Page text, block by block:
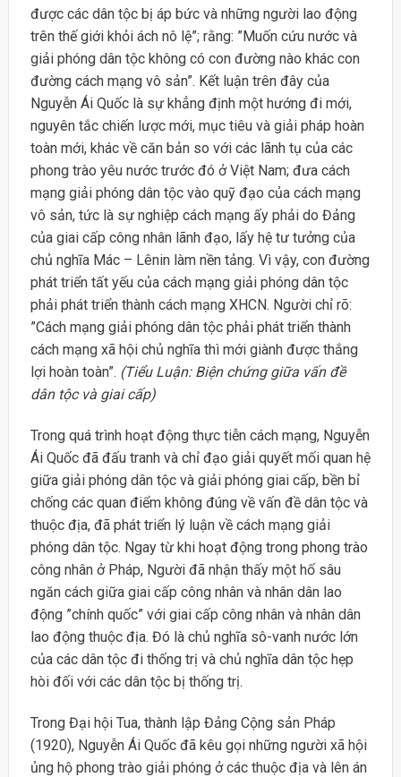
được các dân tộc bị áp bức và những người lao động
trên thế giới khỏi ách nô lệ”; rằng: ”Muốn cứu nước và
giải phóng dân tộc không có con đường nào khác con
đường cách mạng vô sản”. Kết luận trên đây của
Nguyễn Ái Quốc là sự khẳng định một hướng đi mới,
nguyên tắc chiến lược mới, mục tiêu và giải pháp hoàn
toàn mới, khác về căn bản so với các lãnh tụ của các
phong trào yêu nước trước đó ở Việt Nam; đưa cách
mạng giải phóng dân tộc vào quỹ đạo của cách mạng
vô sản, tức là sự nghiệp cách mạng ấy phải do Đảng
của giai cấp công nhân lãnh đạo, lấy hệ tư tưởng của
chủ nghĩa Mác – Lênin làm nền tảng. Vì vậy, con đường
phát triển tất yếu của cách mạng giải phóng dân tộc
phải phát triển thành cách mạng XHCN. Người chỉ rõ:
”Cách mạng giải phóng dân tộc phải phát triển thành
cách mạng xã hội chủ nghĩa thì mới giành được thắng
lợi hoàn toàn”. (Tiểu Luận: Biện chứng giữa vấn đề
dân tộc và giai cấp)
Trong quá trình hoạt động thực tiễn cách mạng, Nguyễn
Ái Quốc đã đấu tranh và chỉ đạo giải quyết mối quan hệ
giữa giải phóng dân tộc và giải phóng giai cấp, bền bỉ
chống các quan điểm không đúng về vấn đề dân tộc và
thuộc địa, đã phát triển lý luận về cách mạng giải
phóng dân tộc. Ngay từ khi hoạt động trong phong trào
công nhân ở Pháp, Người đã nhận thấy một hố sâu
ngăn cách giữa giai cấp công nhân và nhân dân lao
động ”chính quốc” với giai cấp công nhân và nhân dân
lao động thuộc địa. Đó là chủ nghĩa sô-vanh nước lớn
của các dân tộc đi thống trị và chủ nghĩa dân tộc hẹp
hòi đối với các dân tộc bị thống trị.
Trong Đại hội Tua, thành lập Đảng Cộng sản Pháp
(1920), Nguyễn Ái Quốc đã kêu gọi những người xã hội
ủng hộ phong trào giải phóng ở các thuộc địa và lên án